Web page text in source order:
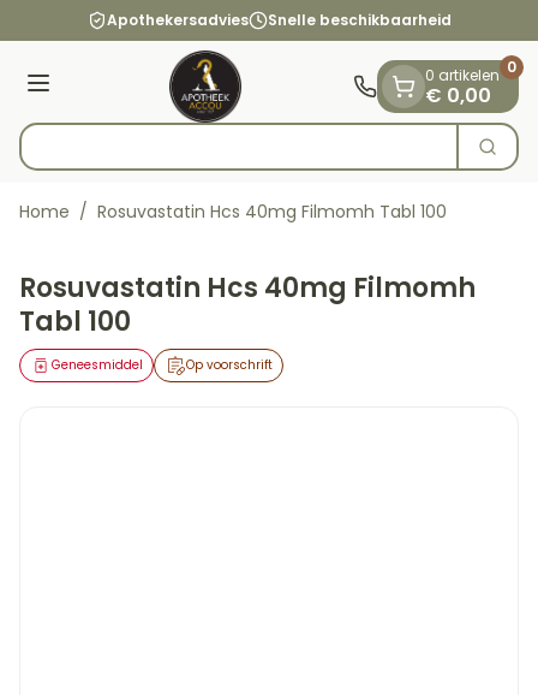
Ga naar de inhoudApothekersadvies Snelle beschikbaarheid
Menu
Product, merk, categorie... Zoek
0 artikelen
€ 0,00
0
Home / Rosuvastatin Hcs 40mg Filmomh Tabl 100
Rosuvastatin Hcs 40mg Filmomh
Tabl 100
Op voorschrift
Geneesmiddel